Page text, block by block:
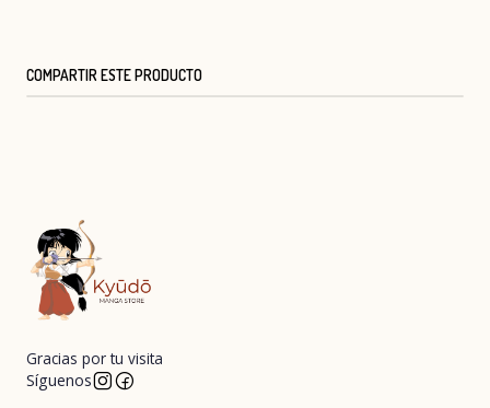
COMPARTIR ESTE PRODUCTO
Gracias por tu visita
Síguenos